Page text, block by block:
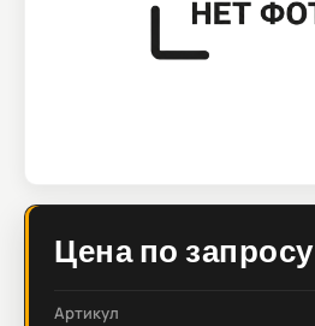
Цена по запросу
Артикул